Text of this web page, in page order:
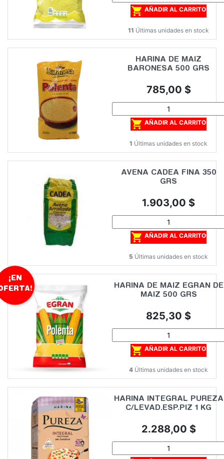
 AÑADIR AL CARRITO
11 Últimas unidades en stock
HARINA DE MAIZ
BARONESA 500 GRS
Precio
785,00 $
 AÑADIR AL CARRITO
1 Últimas unidades en stock
AVENA CADEA FINA 350
GRS
Precio
1.903,00 $
 AÑADIR AL CARRITO
5 Últimas unidades en stock
HARINA DE MAIZ EGRAN DE
MAIZ 500 GRS
Precio
825,30 $
 AÑADIR AL CARRITO
4 Últimas unidades en stock
¡EN
HARINA INTEGRAL PUREZA
C/LEVAD.ESP.PIZ 1 KG
Precio
2.288,00 $